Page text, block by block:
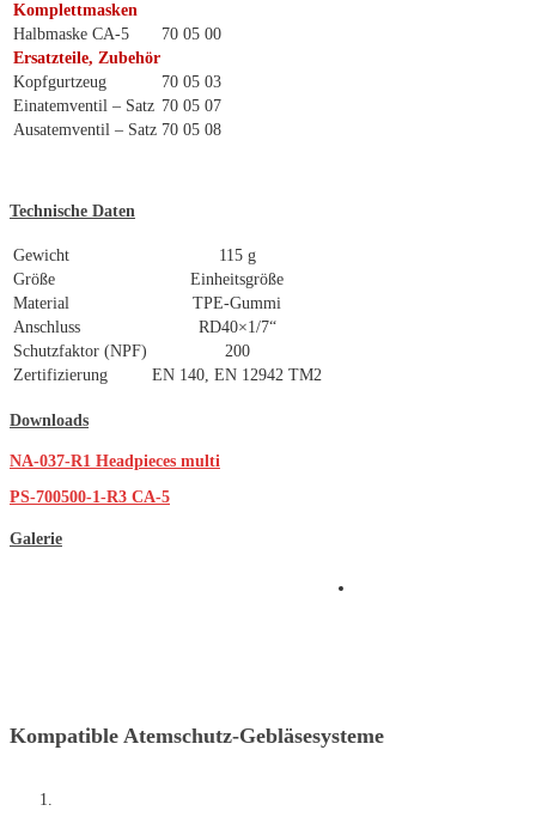
Komplettmasken
Halbmaske CA-5
70 05 00
Ersatzteile, Zubehör
Kopfgurtzeug
70 05 03
Einatemventil – Satz 70 05 07
Ausatemventil – Satz 70 05 08
Technische Daten
Gewicht
115 g
Größe
Einheitsgröße
Material
TPE-Gummi
Anschluss
RD40×1/7“
Schutzfaktor (NPF)
200
Zertifizierung
EN 140, EN 12942 TM2
Downloads
NA-037-R1 Headpieces multi
PS-700500-1-R3 CA-5
Galerie
Kompatible Atemschutz-Gebläsesysteme